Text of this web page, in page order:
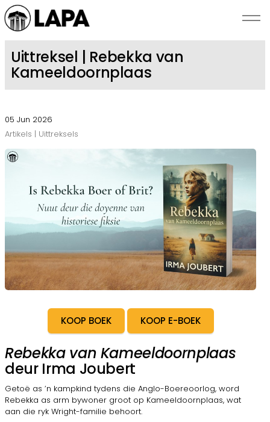
NUUS
SKRYWERS
OOR LAPA
KONTAK ONS
Uittreksel | Rebekka van
Kameeldoornplaas
05 Jun 2026
Artikels | Uittreksels
KOOP BOEK KOOP E-BOEK
Rebekka van Kameeldoornplaas
deur Irma Joubert
Getoë as ’n kampkind tydens die Anglo-Boereoorlog, word
Rebekka as arm bywoner groot op Kameeldoornplaas, wat
aan die ryk Wright-familie behoort.